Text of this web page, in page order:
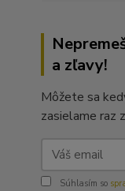
a zľavy!
Môžete sa
zasielame raz
Súhlasím so